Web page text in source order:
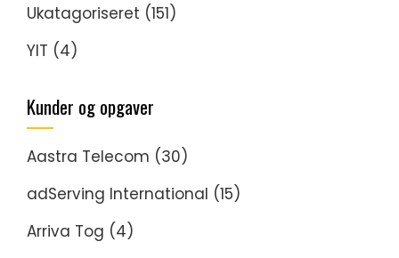
Ukatagoriseret (151)
YIT (4)
Kunder og opgaver
Aastra Telecom (30)
adServing International (15)
Arriva Tog (4)